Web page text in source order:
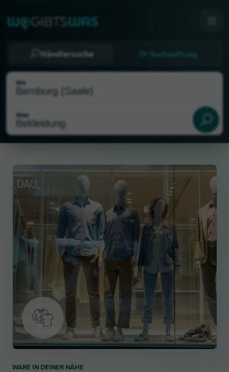
Händlersuche Suchauftrag
Wo
Was
Als meinen Standort wählen
WARE IN DEINER NÄHE